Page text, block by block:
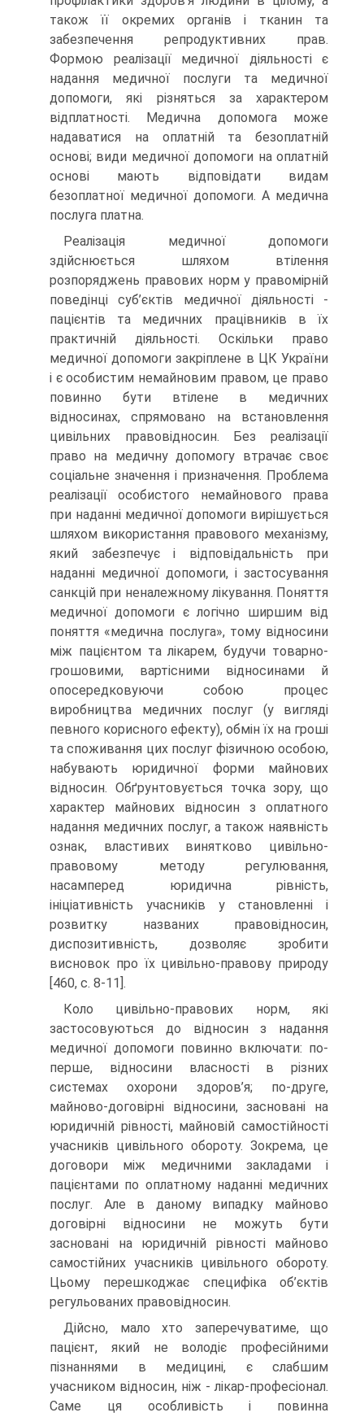
також її окремих органів і тканин та
забезпечення репродуктивних прав.
Формою реалізації медичної діяльності є
надання медичної послуги та медичної
допомоги, які різняться за характером
відплатності. Медична допомога може
надаватися на оплатній та безоплатній
основі; види медичної допомоги на оплатній
основі мають відповідати видам
безоплатної медичної допомоги. А медична
послуга платна.
Реалізація медичної допомоги
здійснюється шляхом втілення
розпоряджень правових норм у правомірній
поведінці суб’єктів медичної діяльності -
пацієнтів та медичних працівників в їх
практичній діяльності. Оскільки право
медичної допомоги закріплене в ЦК України
і є особистим немайновим правом, це право
повинно бути втілене в медичних
відносинах, спрямовано на встановлення
цивільних правовідносин. Без реалізації
право на медичну допомогу втрачає своє
соціальне значення і призначення. Проблема
реалізації особистого немайнового права
при наданні медичної допомоги вирішується
шляхом використання правового механізму,
який забезпечує і відповідальність при
наданні медичної допомоги, і застосування
санкцій при неналежному лікування. Поняття
медичної допомоги є логічно ширшим від
поняття «медична послуга», тому відносини
між пацієнтом та лікарем, будучи товарно-
грошовими, вартісними відносинами й
опосередковуючи собою процес
виробництва медичних послуг (у вигляді
певного корисного ефекту), обмін їх на гроші
та споживання цих послуг фізичною особою,
набувають юридичної форми майнових
відносин. Обґрунтовується точка зору, що
характер майнових відносин з оплатного
надання медичних послуг, а також наявність
ознак, властивих винятково цивільно-
правовому методу регулювання,
насамперед юридична рівність,
ініціативність учасників у становленні і
розвитку названих правовідносин,
диспозитивність, дозволяє зробити
висновок про їх цивільно-правову природу
[460, с. 8-11].
Коло цивільно-правових норм, які
застосовуються до відносин з надання
медичної допомоги повинно включати: по-
перше, відносини власності в різних
системах охорони здоров’я; по-друге,
майново-договірні відносини, засновані на
юридичній рівності, майновій самостійності
учасників цивільного обороту. Зокрема, це
договори між медичними закладами і
пацієнтами по оплатному наданні медичних
послуг. Але в даному випадку майново
договірні відносини не можуть бути
засновані на юридичній рівності майново
самостійних учасників цивільного обороту.
Цьому перешкоджає специфіка об’єктів
регульованих правовідносин.
Дійсно, мало хто заперечуватиме, що
пацієнт, який не володіє професійними
пізнаннями в медицині, є слабшим
учасником відносин, ніж - лікар-професіонал.
Саме ця особливість і повинна